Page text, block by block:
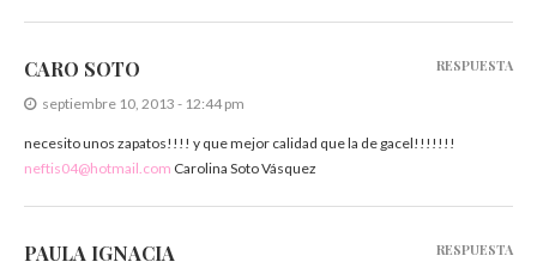
CARO SOTO
septiembre 10, 2013 - 12:44 pm
necesito unos zapatos!!!! y que mejor calidad que la de gacel!!!!!!!
neftis04@hotmail.com Carolina Soto Vásquez
RESPUESTA
PAULA IGNACIA RESPUESTA